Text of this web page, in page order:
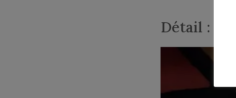
Détail :